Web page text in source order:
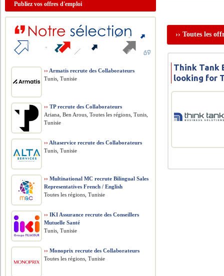
›› Toutes les
Think Tank
looking for
Publiez vos offres d'emploi
›› Armatis recrute des Collaborateurs
Tunis, Tunisie
›› TP recrute des Collaborateurs
Ariana, Ben Arous, Toutes les régions, Tunis,
Tunisie
›› Altaservice recrute des Collaborateurs
Tunis, Tunisie
›› Multinational MC recrute Bilingual Sales
Representatives French / English
Toutes les régions, Tunisie
›› IKI Assurance recrute des Conseillers
Mutuelle Santé
Tunis, Tunisie
›› Monoprix recrute des Collaborateurs
Toutes les régions, Tunisie